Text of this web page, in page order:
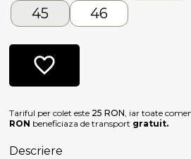
45
46
Tariful per colet este 25 RON, iar toate
RON beneficiaza de transport gratuit.
Descriere